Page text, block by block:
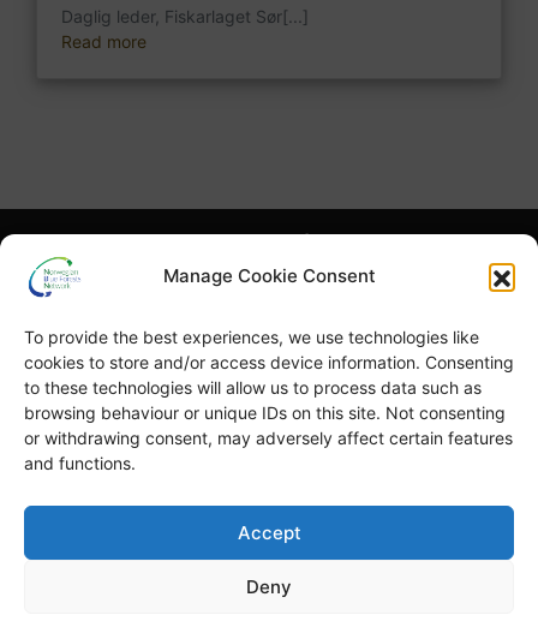
Manage Cookie Consent
To provide the best experiences, we use technologies like
cookies to store and/or access device information. Consenting
to these technologies will allow us to process data such as
browsing behaviour or unique IDs on this site. Not consenting
or withdrawing consent, may adversely affect certain features
and functions.
Accept
Deny
Daglig leder, Fiskarlaget Sør[...]
Read more
Hva er NBFN? Hva er blå skog?
Høydepunkter
Blå skog-uka English
GRID-Arendal © 2023
TERMS OF USE